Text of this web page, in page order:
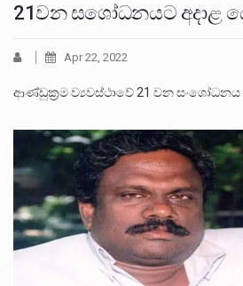
21වන සශෝධනයට අදාළ
Apr 22, 2022
ආණ්ඩුක්‍රම ව්‍යවස්ථාවේ 21 වන සංශෝධනය